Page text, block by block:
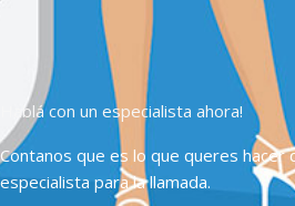
Hablá con un especialista ahora!
Contanos que es lo que queres
especialista para la llamada.